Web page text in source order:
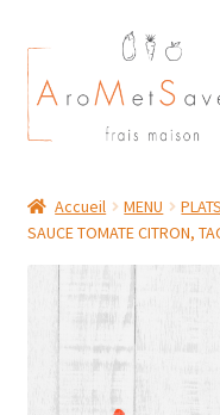
Aller
à
la
navigation
Aller
au
contenu
Plat du Jour/ Menu
NOS BOUTIQUES
MON COMPTE
Accueil MENU PLATS
SAUCE TOMATE CITRON,